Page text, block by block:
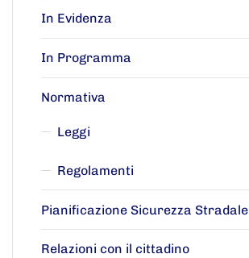
In Evidenza
In Programma
Normativa
Leggi
Regolamenti
Pianificazione Sicurezza Stradale
Relazioni con il cittadino